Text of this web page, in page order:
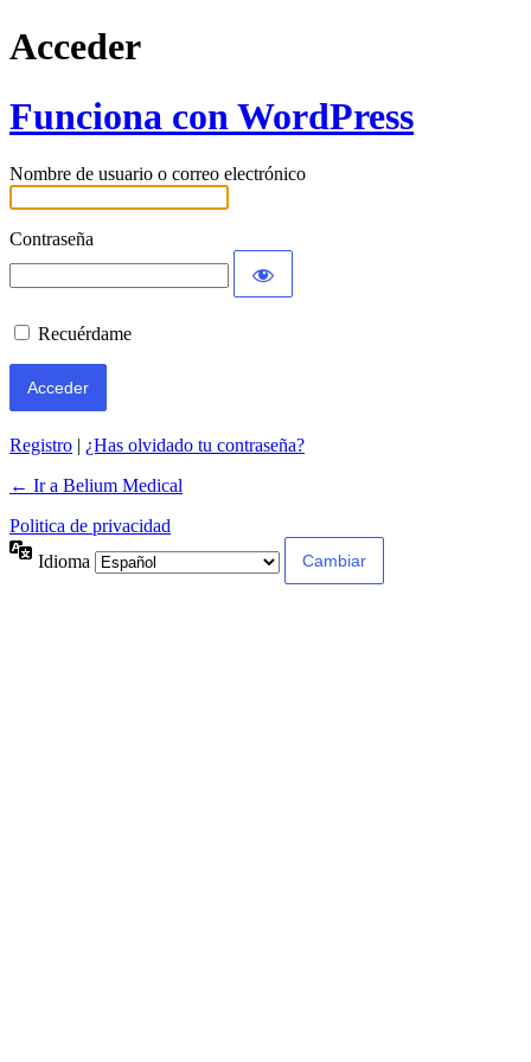
Acceder
Funciona con WordPress
Nombre de usuario o correo electrónico
Contraseña
Recuérdame
Registro | ¿Has olvidado tu contraseña?
← Ir a Belium Medical
Politica de privacidad
Idioma